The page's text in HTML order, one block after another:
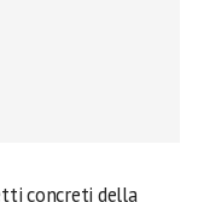
concreti della